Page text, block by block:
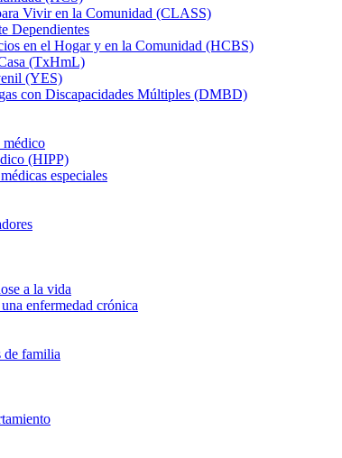
Vivir en la Comunidad (CLASS)
Dependientes
en el Hogar y en la Comunidad (HCBS)
(TxHmL)
(YES)
con Discapacidades Múltiples (DMBD)
médico
(HIPP)
especiales
a la vida
enfermedad crónica
de familia